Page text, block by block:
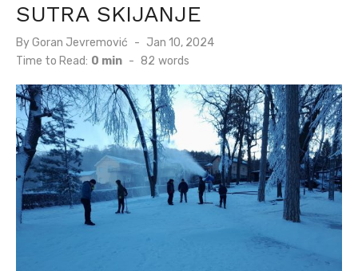
SUTRA SKIJANJE
ByGoran Jevremović
Posted
on
Jan 10, 2024
Time to Read: 0 min - 82 words